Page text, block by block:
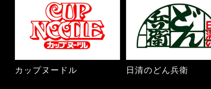
カップヌードル 日清のどん兵衛